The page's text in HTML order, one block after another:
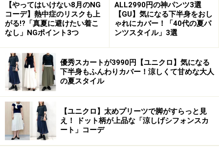
レディースのゆるニットに比べ、サイズが大きくなれば
なるほど袖や着丈は長くなり身幅も広がります。ベーシ
捉えていいかと思います。
ですので、XLサイズだと肩から袖口にかけ、かなり長さ
があります。しかし、レディースのゆるニットに比べた
ら身幅はそこまで広がりはありません。着丈も前後の長
さは同じです。
【やってはいけない8月のNG
コーデ】熱中症のリスクも上
がる!?「真夏に避けたい着こ
なし」NGポイント3つ
ALL2990円の神パンツ3選
【GU】気になる下半身をおし
ゃれにカバー！「40代の夏パ
ンツスタイル」3選
優秀スカートが3990円【ユニクロ】気になる
下半身もふんわりカバー！涼しくて甘めな大人
の夏スタイル
【ユニクロ】太めプリーツで脚がすらっと見
え！ ドット柄が上品な「涼しげシフォンスカ
ート」コーデ